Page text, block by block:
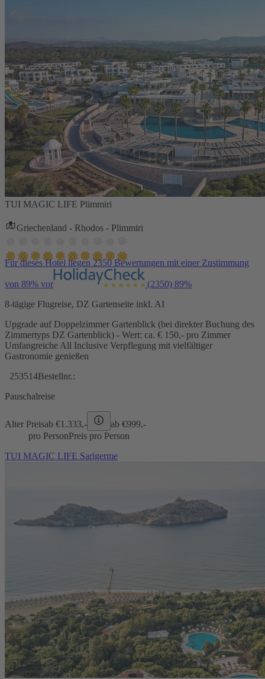
TUI MAGIC LIFE Plimmiri
Griechenland - Rhodos - Plimmiri
Für dieses Hotel liegen 2350 Bewertungen mit einer Zustimmung
von 89% vor (2350) 89%
8-tägige Flugreise, DZ Gartenseite inkl. AI
Upgrade auf Doppelzimmer Gartenblick (bei direkter Buchung des
Zimmertyps DZ Gartenblick) - Wert: ca. € 150,- pro Zimmer
Umfangreiche All Inclusive Verpflegung mit vielfältiger
Gastronomie genießen
253514Bestellnr.:
Pauschalreise
Alter Preisab €1.333,- ab €999,-
pro PersonPreis pro Person
TUI MAGIC LIFE Sarigerme